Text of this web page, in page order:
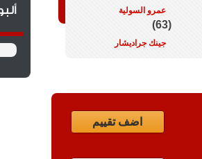
عمرو السولية
(63)
جينك جراديشار
اضف تقييم